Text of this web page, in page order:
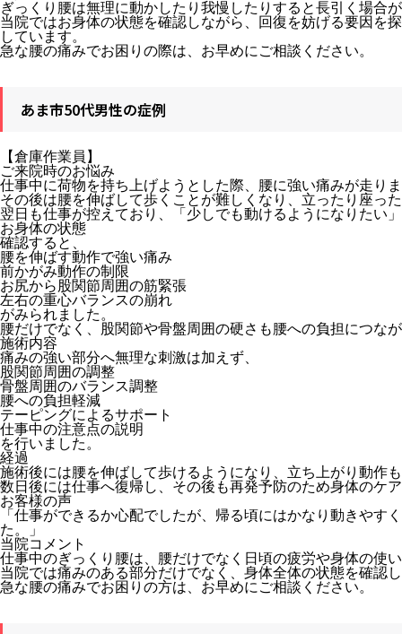
ぎっくり腰は無理に動かしたり我慢したりすると長引く場合
当院ではお身体の状態を確認しながら、回復を妨げる要因を
しています。
急な腰の痛みでお困りの際は、お早めにご相談ください。
あま市50代男性の症例
【倉庫作業員】
ご来院時のお悩み
仕事中に荷物を持ち上げようとした際、腰に強い痛みが走り
その後は腰を伸ばして歩くことが難しくなり、立ったり座っ
翌日も仕事が控えており、「少しでも動けるようになりたい
お身体の状態
確認すると、
腰を伸ばす動作で強い痛み
前かがみ動作の制限
お尻から股関節周囲の筋緊張
左右の重心バランスの崩れ
がみられました。
腰だけでなく、股関節や骨盤周囲の硬さも腰への負担につな
施術内容
痛みの強い部分へ無理な刺激は加えず、
股関節周囲の調整
骨盤周囲のバランス調整
腰への負担軽減
テーピングによるサポート
仕事中の注意点の説明
を行いました。
経過
施術後には腰を伸ばして歩けるようになり、立ち上がり動作
数日後には仕事へ復帰し、その後も再発予防のため身体のケ
お客様の声
「仕事ができるか心配でしたが、帰る頃にはかなり動きやす
た。」
当院コメント
仕事中のぎっくり腰は、腰だけでなく日頃の疲労や身体の使
当院では痛みのある部分だけでなく、身体全体の状態を確認
急な腰の痛みでお困りの方は、お早めにご相談ください。